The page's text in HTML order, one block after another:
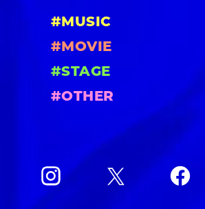
#MUSIC
#MOVIE
#STAGE
#OTHER